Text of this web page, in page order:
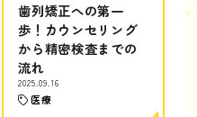
歯列矯正への第一
歩！カウンセリング
から精密検査までの
流れ
2025.09.16
医療